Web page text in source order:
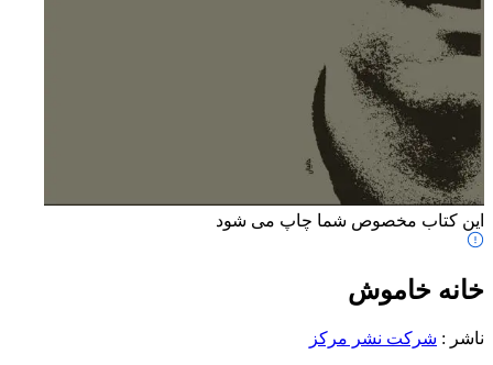
این کتاب مخصوص شما چاپ می شود
خانه خاموش
ناشر : شرکت نشر مرکز